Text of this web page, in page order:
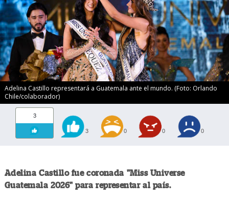
Adelina Castillo representará a Guatemala ante el mundo. (Foto: Orlando
Chile/colaborador)
3
3 0 0 0
Adelina Castillo fue coronada "Miss Universe
Guatemala 2026" para representar al país.